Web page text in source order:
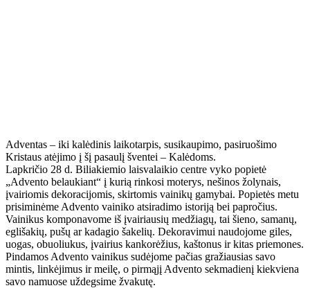
Adventas – iki kalėdinis laikotarpis, susikaupimo, pasiruošimo
Kristaus atėjimo į šį pasaulį šventei – Kalėdoms.
Lapkričio 28 d. Biliakiemio laisvalaikio centre vyko popietė
„Advento belaukiant“ į kurią rinkosi moterys, nešinos žolynais,
įvairiomis dekoracijomis, skirtomis vainikų gamybai. Popietės metu
prisiminėme Advento vainiko atsiradimo istoriją bei papročius.
Vainikus komponavome iš įvairiausių medžiagų, tai šieno, samanų,
eglišakių, pušų ar kadagio šakelių. Dekoravimui naudojome giles,
uogas, obuoliukus, įvairius kankorėžius, kaštonus ir kitas priemones.
Pindamos Advento vainikus sudėjome pačias gražiausias savo
mintis, linkėjimus ir meilę, o pirmąjį Advento sekmadienį kiekviena
savo namuose uždegsime žvakutę.